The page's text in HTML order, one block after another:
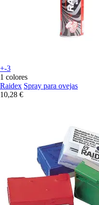
+-3
1 colores
Raidex Spray para ovejas
10,28 €